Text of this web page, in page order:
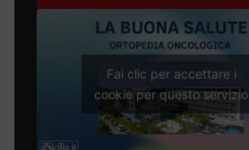
Fai clic per accettare i
cookie per questo servizio